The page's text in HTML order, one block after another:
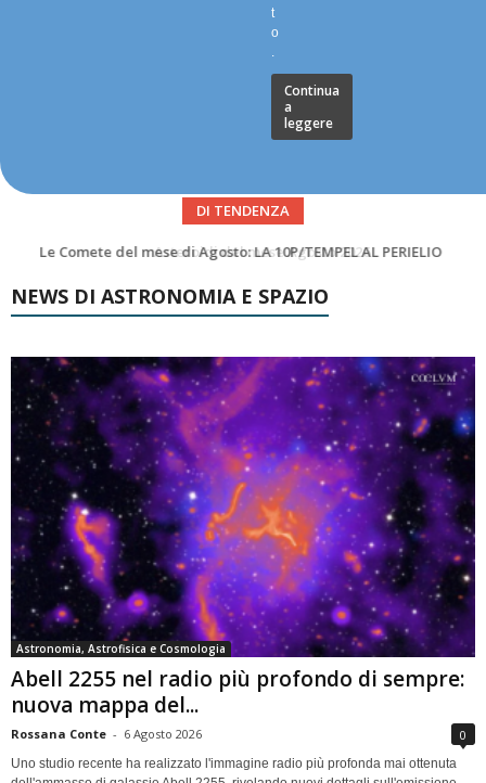
t
o
.
Continua
a
leggere
DI TENDENZA
Asteroidi del mese Agosto 2026
NEWS DI ASTRONOMIA E SPAZIO
Astronomia, Astrofisica e Cosmologia
Abell 2255 nel radio più profondo di sempre:
nuova mappa del...
Rossana Conte - 6 Agosto 2026 0
Uno studio recente ha realizzato l'immagine radio più profonda mai ottenuta